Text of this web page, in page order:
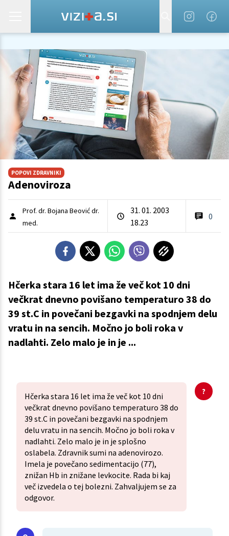
POPOVI ZDRAVNIKI
Adenoviroza
Prof. dr. Bojana Beović dr.
med.
31. 01. 2003
18.23
0
Hčerka stara 16 let ima že več kot 10 dni
večkrat dnevno povišano temperaturo 38 do
39 st.C in povečani bezgavki na spodnjem delu
vratu in na sencih. Močno jo boli roka v
nadlahti. Zelo malo je in je ...
Hčerka stara 16 let ima že več kot 10 dni
večkrat dnevno povišano temperaturo 38 do
39 st.C in povečani bezgavki na spodnjem
delu vratu in na sencih. Močno jo boli roka v
nadlahti. Zelo malo je in je splošno
oslabela. Zdravnik sumi na adenovirozo.
Imela je povečano sedimentacijo (77),
znižan Hb in znižane levkocite. Rada bi kaj
več izvedela o tej bolezni. Zahvaljujem se za
odgovor.